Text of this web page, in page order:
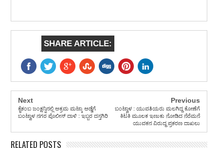
SHARE ARTICLE:
Next
ಕೈಕಂಬ ಜಂಕ್ಷನ್ನಿನಲ್ಲಿ ಅಕ್ರಮ ಮಟ್ಕಾ ಅಡ್ಡೆಗೆ
ಬಂಟ್ವಾಳ ನಗರ ಪೊಲೀಸ್ ದಾಳಿ : ಇಬ್ಬರ ದಸ್ತಗಿರಿ
Previous
ಬಂಟ್ವಾಳ : ಯುವತಿಯರು ಮಲಗಿದ್ದ ಕೋಣೆಗೆ
ಕಿಟಕಿ ಮೂಲಕ ಇಣುಕು ನೋಡಿದ ನೆರೆಮನೆ
ಯುವಕನ ವಿರುದ್ದ ಪ್ರಕರಣ ದಾಖಲು
RELATED POSTS